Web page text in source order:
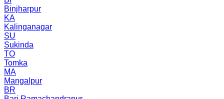
Binjharpur
KA
Kalinganagar
SU
Sukinda
TO
Tomka
MA
Mangalpur
BR